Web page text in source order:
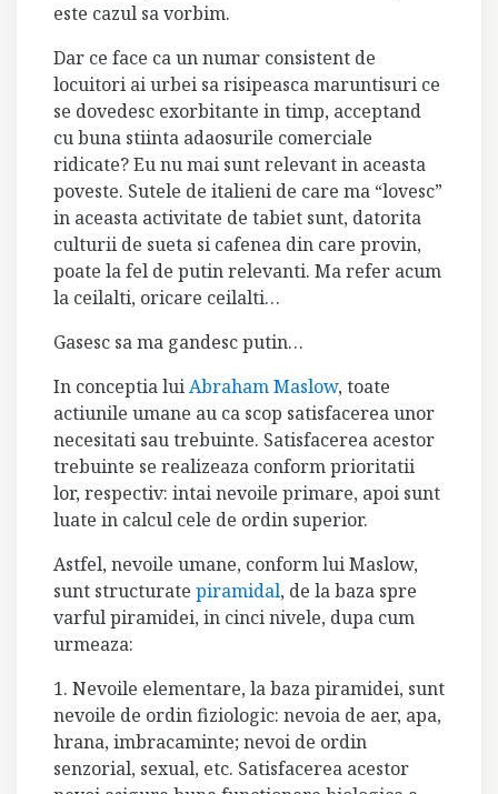
este cazul sa vorbim.
Dar ce face ca un numar consistent de
locuitori ai urbei sa risipeasca maruntisuri ce
se dovedesc exorbitante in timp, acceptand
cu buna stiinta adaosurile comerciale
ridicate? Eu nu mai sunt relevant in aceasta
poveste. Sutele de italieni de care ma “lovesc”
in aceasta activitate de tabiet sunt, datorita
culturii de sueta si cafenea din care provin,
poate la fel de putin relevanti. Ma refer acum
la ceilalti, oricare ceilalti…
Gasesc sa ma gandesc putin…
In conceptia luiAbraham Maslow, toate
actiunile umane au ca scop satisfacerea unor
necesitati sau trebuinte. Satisfacerea acestor
trebuinte se realizeaza conform prioritatii
lor, respectiv: intai nevoile primare, apoi sunt
luate in calcul cele de ordin superior.
Astfel, nevoile umane, conform lui Maslow,
sunt structurate piramidal, de la baza spre
varful piramidei, in cinci nivele, dupa cum
urmeaza:
1. Nevoile elementare, la baza piramidei, sunt
nevoile de ordin fiziologic: nevoia de aer, apa,
hrana, imbracaminte; nevoi de ordin
senzorial, sexual, etc. Satisfacerea acestor